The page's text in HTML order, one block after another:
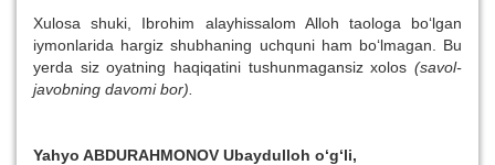
Xulosa shuki, Ibrohim alayhissalom Alloh taologa bo‘lgan
iymonlarida hargiz shubhaning uchquni ham bo‘lmagan. Bu
yerda siz oyatning haqiqatini tushunmagansiz xolos (savol-
javobning davomi bor)
Yahyo ABDURAHMONOV Ubaydulloh o‘g‘li,